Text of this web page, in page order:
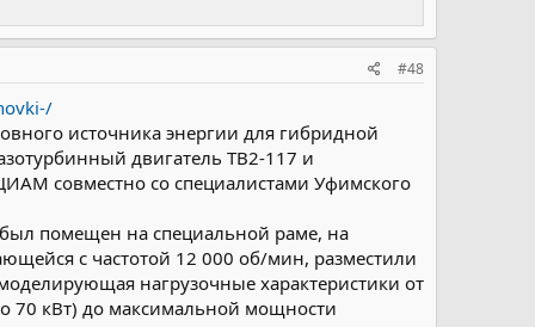
#48
источника энергии для гибридной
двигатель ТВ2-117 и
совместно со специалистами Уфимского
помещен на специальной раме, на
с частотой 12 000 об/мин, разместили
нагрузочные характеристики от
70 кВт) до максимальной мощности